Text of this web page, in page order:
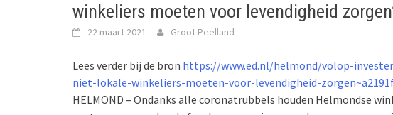
winkeliers moeten voor levendig­heid
22 maart 2021 Groot Peelland
Lees verder bij de bron https://www.ed.nl/helmond/volop-
niet-lokale-winkeliers-moeten-voor-levendigheid-
HELMOND – Ondanks alle coronatrubbels houden Helmondse